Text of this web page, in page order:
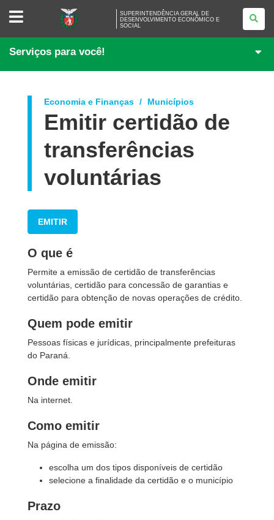
SUPERINTENDÊNCIA
DESENVOLVIMENTO
ECONÔMICO
E
SUPERINTENDÊNCIA GERAL DE
DESENVOLVIMENTO ECONÔMICO E
SOCIAL
Serviços para você!
Economia e Finanças Municípios
Emitir certidão de
transferências
voluntárias
EMITIR
O que é
Permite a emissão de certidão de transferências
voluntárias, certidão para concessão de garantias e
certidão para obtenção de novas operações de crédito.
Quem pode emitir
Pessoas físicas e jurídicas, principalmente prefeituras
do Paraná.
Onde emitir
Na internet.
Como emitir
Na página de emissão:
escolha um dos tipos disponíveis de certidão
selecione a finalidade da certidão e o município
Prazo